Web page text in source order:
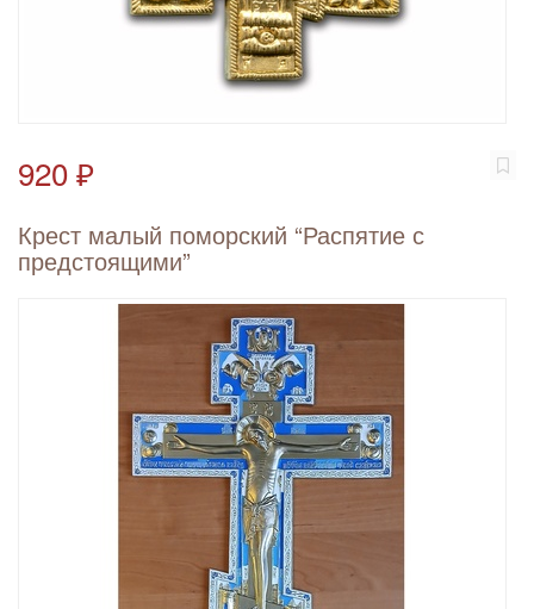
920 ₽
Крест малый поморский “Распятие с
предстоящими”